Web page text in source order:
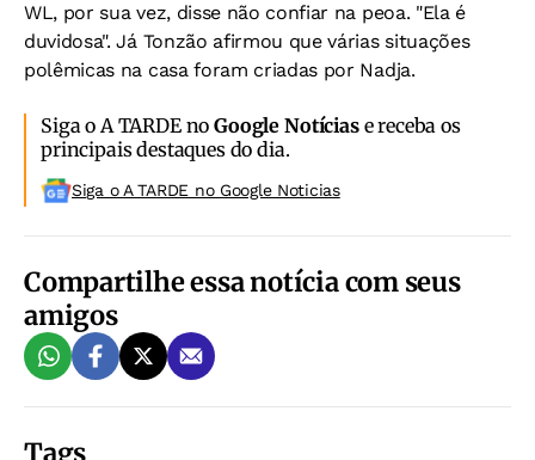
WL, por sua vez, disse não confiar na peoa. "Ela é
duvidosa". Já Tonzão afirmou que várias situações
polêmicas na casa foram criadas por Nadja.
Siga o A TARDE noGoogle Notíciase receba os
principais destaques do dia.
Siga o A TARDE no Google Noticias
Compartilhe essa notícia com seus
amigos
Tags